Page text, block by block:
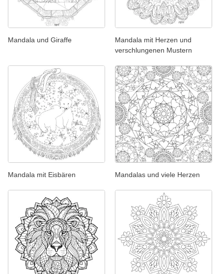
Mandala und Giraffe
Mandala mit Herzen und
verschlungenen Mustern
Mandala mit Eisbären Mandalas und viele Herzen